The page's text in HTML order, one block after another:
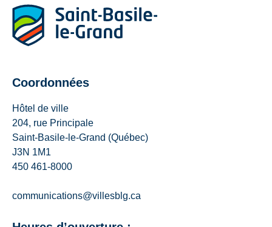
Coordonnées
Hôtel de ville
204, rue Principale
Saint-Basile-le-Grand (Québec)
J3N 1M1
450 461-8000
communications@villesblg.ca